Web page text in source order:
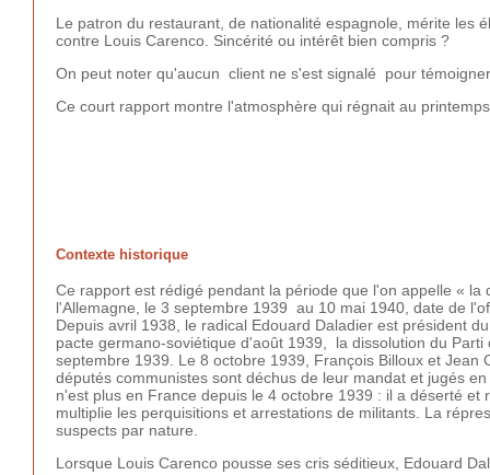
Le patron du restaurant, de nationalité espagnole, mérite les
contre Louis Carenco. Sincérité ou intérêt bien compris ?
On peut noter qu'aucun client ne s'est signalé pour
Ce court rapport montre l'atmosphère qui régnait au
Contexte historique
Ce rapport est rédigé pendant la période que l'on appelle «
l'Allemagne, le 3 septembre 1939 au 10 mai 1940, date de
Depuis avril 1938, le radical Edouard Daladier est président
pacte germano-soviétique d'août 1939, la dissolution du
septembre 1939. Le 8 octobre 1939, François Billoux et
députés communistes sont déchus de leur mandat et jugés
n'est plus en France depuis le 4 octobre 1939 : il a déserté
multiplie les perquisitions et arrestations de militants. La
suspects par nature.
Lorsque Louis Carenco pousse ses cris séditieux, Edouard